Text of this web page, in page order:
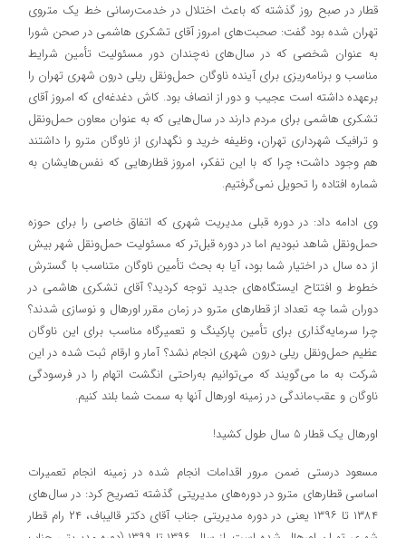
قطار در صبح روز گذشته که باعث اختلال در خدمت‌رسانی خط یک متروی
تهران شده بود گفت: صحبت‌های امروز آقای تشکری هاشمی در صحن شورا
به عنوان شخصی که در سال‌های نه‌چندان دور مسئولیت تأمین شرایط
مناسب و برنامه‌ریزی برای آینده ناوگان حمل‌ونقل ریلی درون شهری تهران را
برعهده داشته است عجیب و دور از انصاف بود. كاش دغدغه‌ای كه امروز آقاي
تشكري هاشمي براي مردم دارند در سال‌هایی كه به عنوان معاون حمل‌ونقل
و ترافيك شهرداری تهران، وظيفه خريد و نگهداري از ناوگان مترو را داشتند
هم وجود داشت؛ چرا كه با اين تفكر، امروز قطارهایی كه نفس‌هایشان به
شماره افتاده را تحويل نمی‌گرفتیم.
وی ادامه داد: در دوره قبلی مدیریت شهری که اتفاق خاصي را براي حوزه
حمل‌ونقل شاهد نبوديم اما در دوره قبل‌تر كه مسئولیت حمل‌ونقل شهر بيش
از ده سال در اختيار شما بود، آیا به بحث تأمین ناوگان متناسب با گسترش
خطوط و افتتاح ایستگاه‌های جدید توجه کردید؟ آقای تشکری هاشمی در
دوران شما چه تعداد از قطارهای مترو در زمان مقرر اورهال و نوسازی شدند؟
چرا سرمایه‌گذاری برای تأمین پارکینگ و تعمیرگاه مناسب برای این ناوگان
عظیم حمل‌ونقل ریلی درون شهری انجام نشد؟ آمار و ارقام ثبت شده در این
شرکت به ما می‌گویند که می‌توانیم به‌راحتی انگشت اتهام را در فرسودگی
ناوگان و عقب‌ماندگی در زمینه اورهال آنها به سمت شما بلند كنيم.
اورهال یک قطار 5 سال طول کشید!
مسعود درستی ضمن مرور اقدامات انجام شده در زمینه انجام تعمیرات
اساسی قطارهای مترو در دوره‌های مدیریتی گذشته تصریح کرد: در سال‌های
۱۳۸۴ تا ۱۳۹۶ یعنی در دوره مدیریتی جناب آقای دکتر قالیباف، ۲۴ رام قطار